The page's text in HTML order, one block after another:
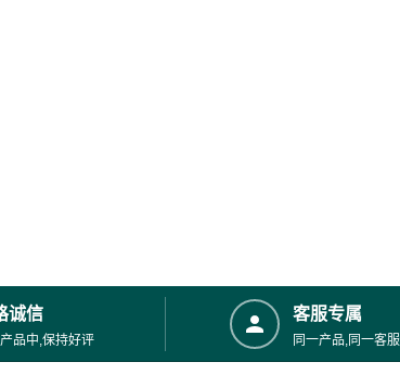
诚信
品中,保持好评
客服专属
同一产品,同一客